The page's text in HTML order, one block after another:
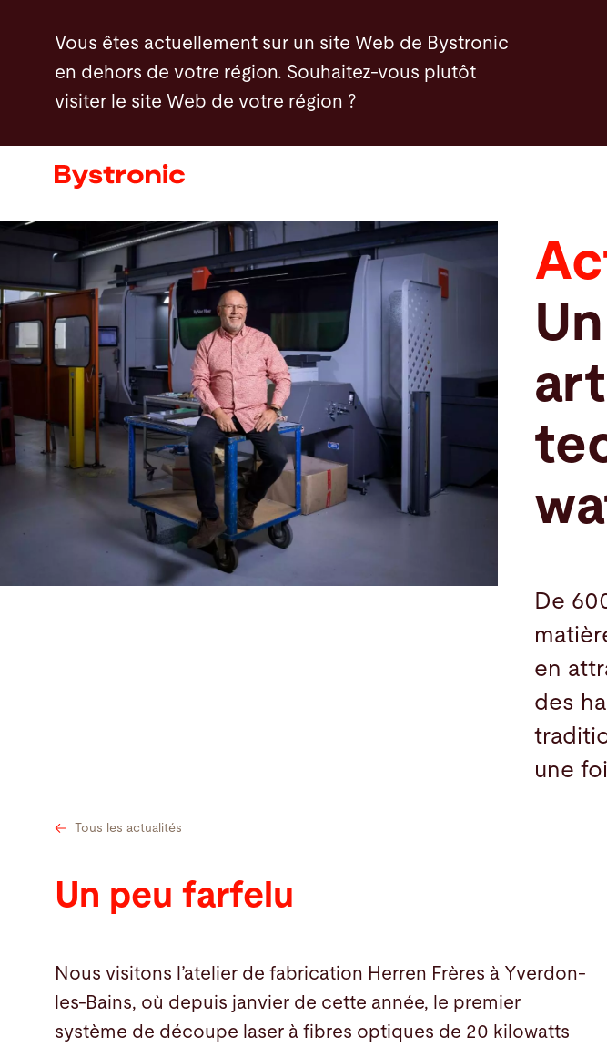
contenu
principal
Vous êtes actuellement sur un site Web de Bystronic
en dehors de votre région. Souhaitez-vous plutôt
visiter le site Web de votre région ?
Services
Applications
Actualités - Presse
Entreprise
Recherche
Etats-Unis · FrançaisContact myBystronic
De
en
des
une
Tous les actualités
Un peu farfelu
Nous visitons l’atelier de fabrication Herren Frères à Yverdon-
les-Bains, où depuis janvier de cette année, le premier
système de découpe laser à fibres optiques de 20 kilowatts